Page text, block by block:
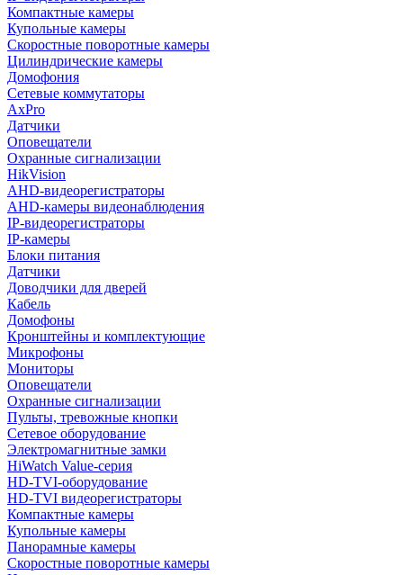
Компактные камеры
Купольные камеры
Скоростные поворотные камеры
Цилиндрические камеры
Домофония
Сетевые коммутаторы
AxPro
Датчики
Оповещатели
Охранные сигнализации
HikVision
AHD-видеорегистраторы
AHD-камеры видеонаблюдения
IP-видеорегистраторы
IP-камеры
Блоки питания
Датчики
Доводчики для дверей
Кабель
Домофоны
Кронштейны и комплектующие
Микрофоны
Мониторы
Оповещатели
Охранные сигнализации
Пульты, тревожные кнопки
Сетевое оборудование
Электромагнитные замки
HiWatch Value-серия
HD-TVI-оборудование
HD-TVI видеорегистраторы
Компактные камеры
Купольные камеры
Панорамные камеры
Скоростные поворотные камеры